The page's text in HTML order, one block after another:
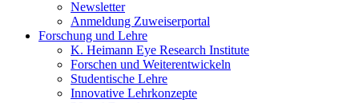
Newsletter
Anmeldung Zuweiserportal
Forschung und Lehre
K. Heimann Eye Research Institute
Forschen und Weiterentwickeln
Studentische Lehre
Innovative Lehrkonzepte